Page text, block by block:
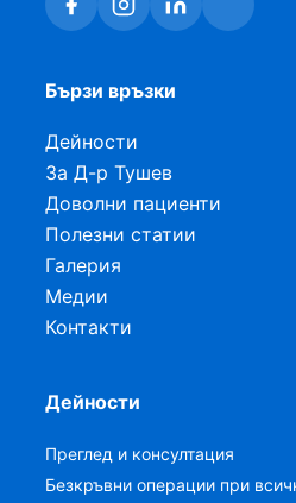
Бързи връзки
Дейности
За Д-р Тушев
Доволни пациенти
Полезни статии
Галерия
Медии
Контакти
Дейности
Преглед и консултация
Безкръвни операции при